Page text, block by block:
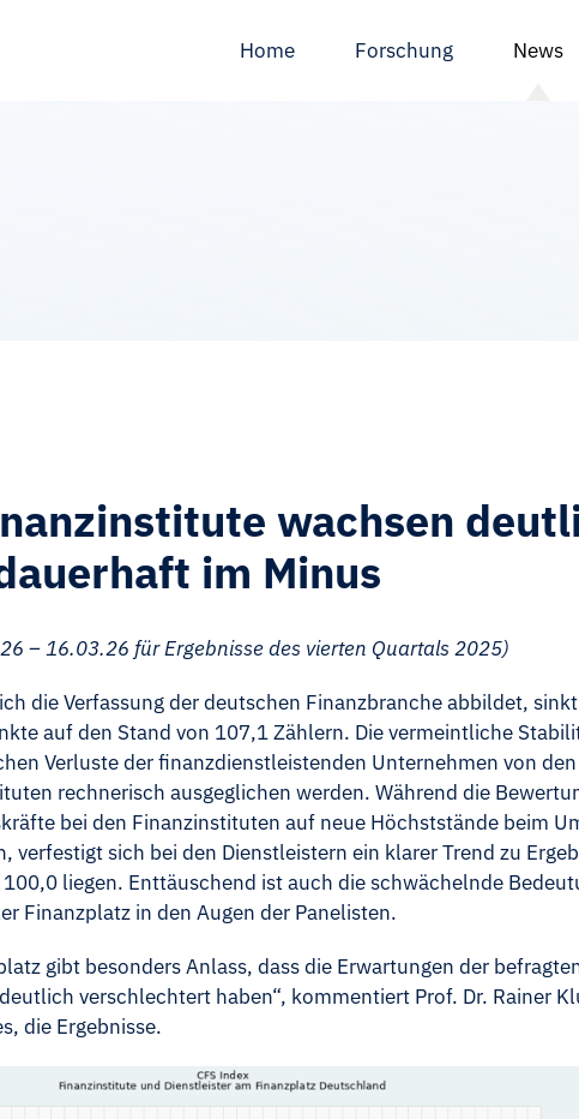
Home Forschung News
wachsen
im Minus
– 16.03.26 für Ergebnisse des vierten Quartals 2025)
die Verfassung der deutschen Finanzbranche abbildet,
auf den Stand von 107,1 Zählern. Die vermeintliche
Verluste der finanzdienstleistenden Unternehmen von
rechnerisch ausgeglichen werden. Während die
bei den Finanzinstituten auf neue Höchststände beim
verfestigt sich bei den Dienstleistern ein klarer Trend zu
liegen. Enttäuschend ist auch die schwächelnde
Finanzplatz in den Augen der Panelisten.
gibt besonders Anlass, dass die Erwartungen der
verschlechtert haben“, kommentiert Prof. Dr. Rainer
die Ergebnisse.